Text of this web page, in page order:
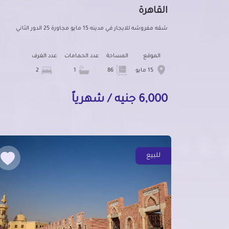
القاهرة
شقه مفروشه للايجار في مدينه 15 مايو مجاورة 25 الدور الثاني
الموقع المساحة
86
عدد الحمامات عدد الغرف
6,000 جنيه / شهرياً
للبيع